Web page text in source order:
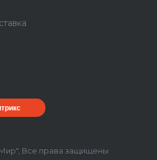
Все права защищены